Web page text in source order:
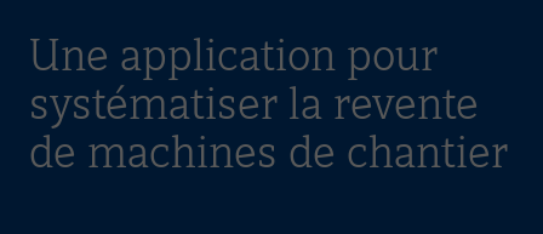
Une application pour
systématiser la revente
de machines de chantier